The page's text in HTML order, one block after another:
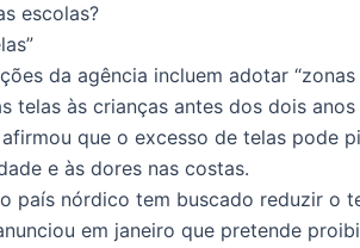
escolas?
da agência incluem adotar
telas às crianças antes dos dois
que o excesso de telas pode
e às dores nas costas.
país nórdico tem buscado reduzir o
em janeiro que pretende